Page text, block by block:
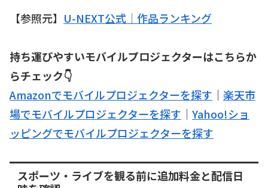
【参照元】 U-NEXT公式｜作品ランキング
持ち運びやすいモバイルプロジェクターはこちらか
らチェック👇
Amazonでモバイルプロジェクターを探す ｜ 楽天市
場でモバイルプロジェクターを探す ｜ Yahoo!ショ
ッピングでモバイルプロジェクターを探す
スポーツ・ライブを観る前に追加料金と配信日